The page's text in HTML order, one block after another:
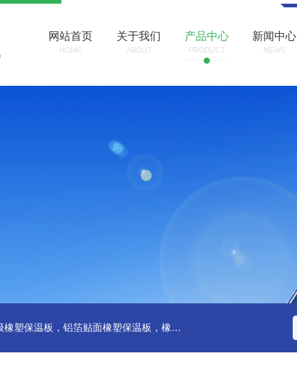
网站首页
HOME
关于我们
ABOUT
产品中心
PRODUCT
新闻中心
NEWS
橡塑板，橡塑保温板， B1级橡塑保温板，B2级橡塑保温板，铝箔贴面橡塑保温板，橡塑保温管，管道橡塑管